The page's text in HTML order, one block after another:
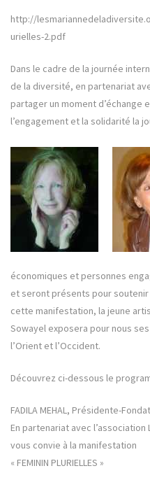
http://
urielles-2.pdf
Dans le cadre de la journée
de la diversité, en partenariat
partager un moment d’échange
l’engagement et la solidarité la
économiques et personnes
et seront présents pour soutenir
cette manifestation, la jeune
Sowayel exposera pour nous
l’Orient et l’Occident.
Découvrez ci-dessous le
FADILA MEHAL, Présidente-
En partenariat avec l’association
vous convie à la manifestation
« FEMININ PLURIELLES »